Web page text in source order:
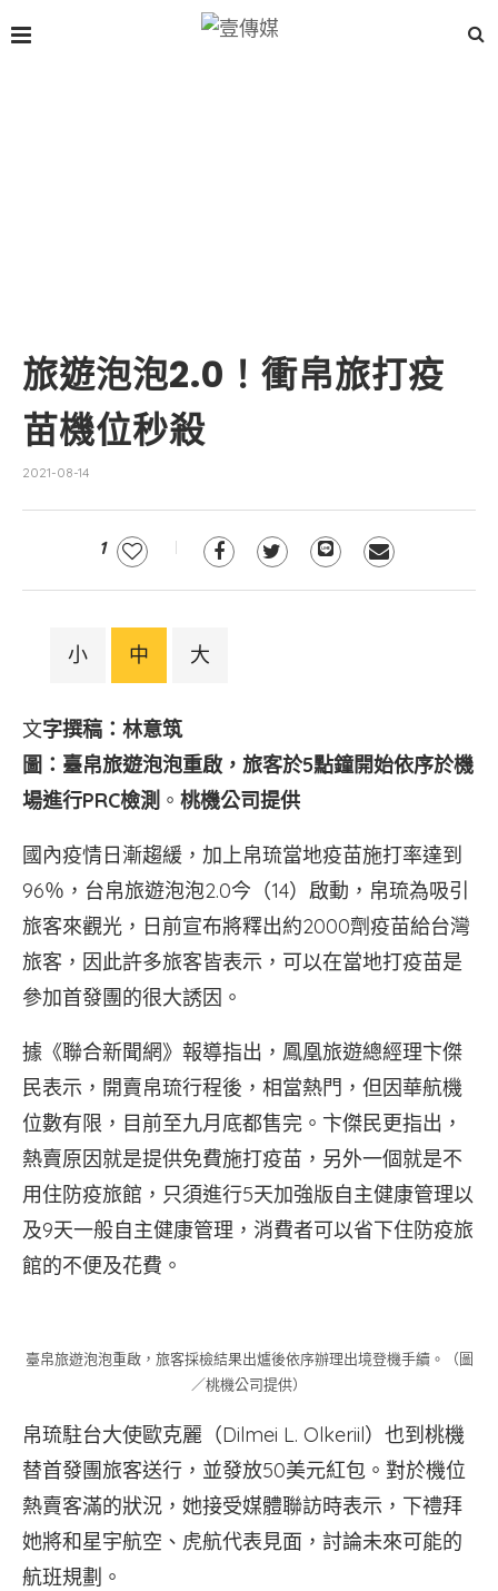
旅遊泡泡2.0！衝帛旅打疫
苗機位秒殺
2021-08-14
1
小 中 大
文字撰稿：林意筑
圖：臺帛旅遊泡泡重啟，旅客於5點鐘開始依序於機
場進行PRC檢測 。 桃機公司提供
國內疫情日漸趨緩，加上帛琉當地疫苗施打率達到
96％，台帛旅遊泡泡2.0今（14）啟動，帛琉為吸引
旅客來觀光，日前宣布將釋出約2000劑疫苗給台灣
旅客，因此許多旅客皆表示，可以在當地打疫苗是
參加首發團的很大誘因。
據《聯合新聞網》報導指出，鳳凰旅遊總經理卞傑
民表示，開賣帛琉行程後，相當熱門，但因華航機
位數有限，目前至九月底都售完。卞傑民更指出，
熱賣原因就是提供免費施打疫苗，另外一個就是不
用住防疫旅館，只須進行5天加強版自主健康管理以
及9天一般自主健康管理，消費者可以省下住防疫旅
館的不便及花費。
臺帛旅遊泡泡重啟，旅客採檢結果出爐後依序辦理出境登機手續。（圖
／桃機公司提供）
帛琉駐台大使歐克麗（Dilmei L. Olkeriil）也到桃機
替首發團旅客送行，並發放50美元紅包。對於機位
熱賣客滿的狀況，她接受媒體聯訪時表示，下禮拜
她將和星宇航空、虎航代表見面，討論未來可能的
航班規劃。